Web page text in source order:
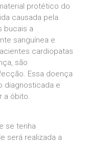
protético do
causada pela
bucais a
sanguínea e
cardiopatas
são
Essa doença
diagnosticada e
a óbito.
se tenha
será realizada a